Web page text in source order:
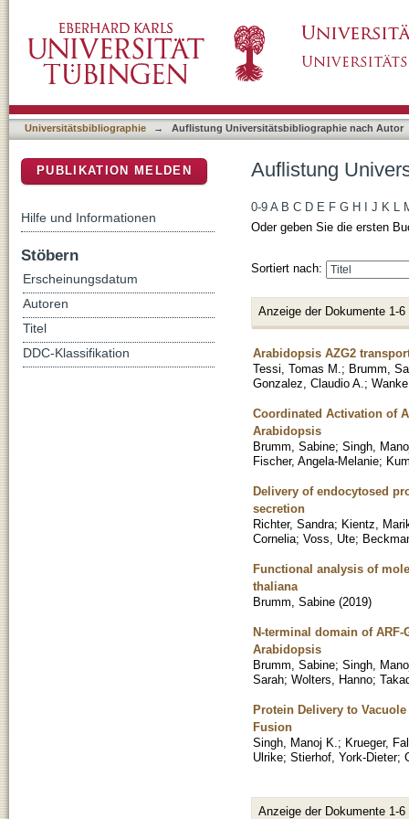
Universitätsbibliographie → Auflistung Universitätsbibliographie nach Autor
Auflistung
0-9 A B C D E F G H J K L
Oder geben Sie die ersten
Sortiert nach:
Anzeige der Dokumente 1-6
Arabidopsis AZG2
Tessi, Tomas M. ; Brumm,
Gonzalez, Claudio A. ;
Coordinated Activation of
Arabidopsis
Brumm, Sabine; Singh,
Fischer, Angela-Melanie;
Delivery of endocytosed
secretion
Richter, Sandra; Kientz,
Cornelia; Voss, Ute;
Functional analysis of
thaliana
Brumm, Sabine (2019)
N-terminal domain of
Arabidopsis
Brumm, Sabine; Singh,
Sarah; Wolters, Hanno;
Protein Delivery to
Fusion
Singh, Manoj K. ; Krueger,
Ulrike; Stierhof, York-Dieter;
Anzeige der Dokumente 1-6
PUBLIKATION MELDEN
Hilfe und Informationen
Stöbern
Erscheinungsdatum
Autoren
Titel
DDC-Klassifikation